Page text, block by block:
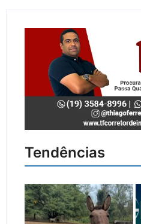
Tendências